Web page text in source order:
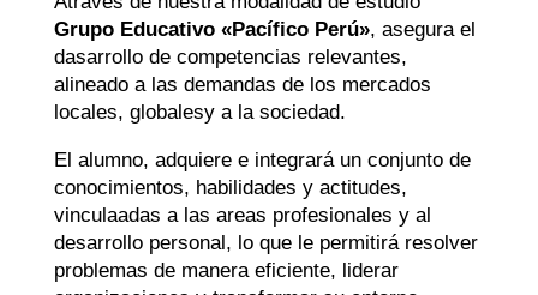
Grupo Educativo «Pacífico Perú», asegura el
dasarrollo de competencias relevantes,
alineado a las demandas de los mercados
locales, globalesy a la sociedad.
El alumno, adquiere e integrará un conjunto de
conocimientos, habilidades y actitudes,
vinculaadas a las areas profesionales y al
desarrollo personal, lo que le permitirá resolver
problemas de manera eficiente, liderar